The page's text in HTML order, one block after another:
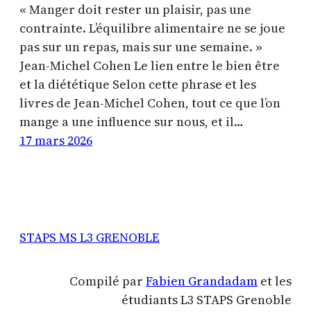
« Manger doit rester un plaisir, pas une
contrainte. L’équilibre alimentaire ne se joue
pas sur un repas, mais sur une semaine. »
Jean-Michel Cohen Le lien entre le bien être
et la diététique Selon cette phrase et les
livres de Jean-Michel Cohen, tout ce que l’on
mange a une influence sur nous, et il…
17 mars 2026
STAPS MS L3 GRENOBLE
Compilé par Fabien Grandadam et les
étudiants L3 STAPS Grenoble